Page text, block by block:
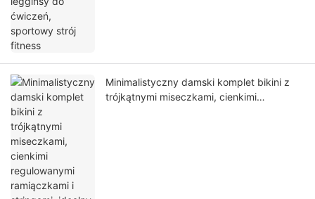
Minimalistyczny damski komplet bikini z
trójkątnymi miseczkami, cienkimi